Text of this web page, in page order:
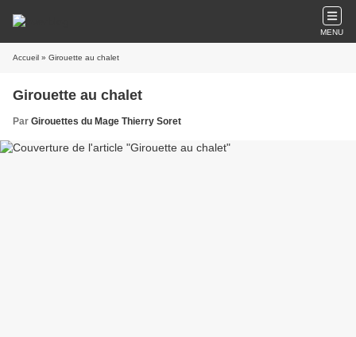
MENU
Accueil » Girouette au chalet
Girouette au chalet
Par Girouettes du Mage Thierry Soret